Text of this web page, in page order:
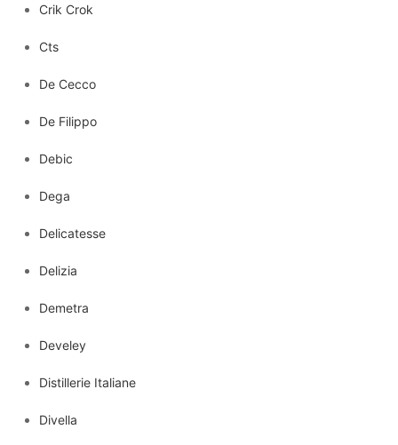
Crik Crok
Cts
De Cecco
De Filippo
Debic
Dega
Delicatesse
Delizia
Demetra
Develey
Distillerie Italiane
Divella